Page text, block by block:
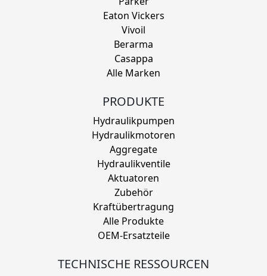
Eaton Vickers
Vivoil
Berarma
Casappa
Alle Marken
PRODUKTE
Hydraulikpumpen
Hydraulikmotoren
Aggregate
Hydraulikventile
Aktuatoren
Zubehör
Kraftübertragung
Alle Produkte
OEM-Ersatzteile
TECHNISCHE RESSOURCEN